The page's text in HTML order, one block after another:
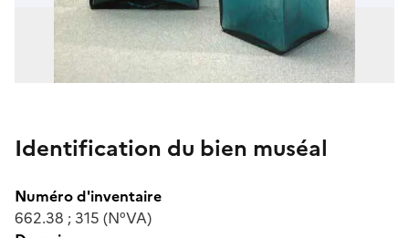
Identification du bien muséal
Numéro d'inventaire
662.38 ; 315 (N°VA)